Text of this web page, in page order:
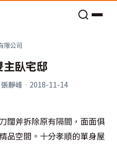
限公司
臥宅邸
張靜峰 · 2018-11-14
闊斧拆除原有隔間，面面俱
品空間。十分孝順的單身屋